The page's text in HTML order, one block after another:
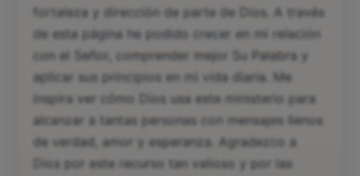
fortaleza y dirección de parte de Dios. A través
de esta página he podido crecer en mi relación
con el Señor, comprender mejor Su Palabra y
aplicar sus principios en mi vida diaria. Me
inspira ver cómo Dios usa este ministerio para
alcanzar a tantas personas con mensajes llenos
de verdad, amor y esperanza. Agradezco a
Dios por este recurso tan valioso y por las